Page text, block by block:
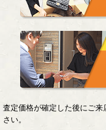
査定価格が確定した後にご
さい。